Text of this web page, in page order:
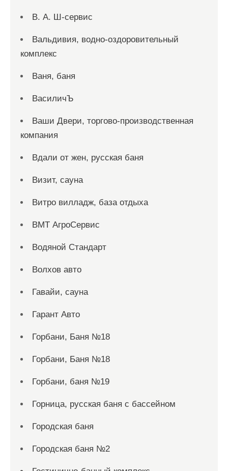
В. А. Ш-сервис
Вальдивия, водно-оздоровительный
комплекс
Ваня, баня
ВасиличЪ
Ваши Двери, торгово-производственная
компания
Вдали от жен, русская баня
Визит, сауна
Витро вилладж, база отдыха
ВМТ АгроСервис
Водяной Стандарт
Волхов авто
Гавайи, сауна
Гарант Авто
Горбани, Баня №18
Горбани, Баня №18
Горбани, баня №19
Горница, русская баня с бассейном
Городская баня
Городская баня №2